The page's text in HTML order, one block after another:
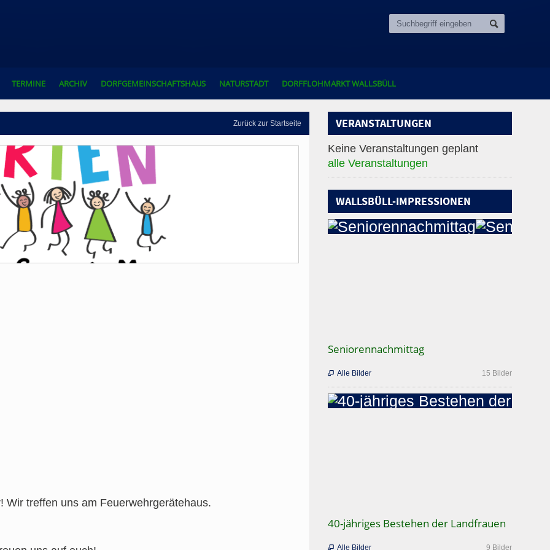
TERMINE ARCHIV DORFGEMEINSCHAFTSHAUS NATURSTADT DORFFLOHMARKT WALLSBÜLL
Zurück zur Startseite
treffen uns am Feuerwehrgerätehaus.
VERANSTALTUNGEN
Keine Veranstaltungen geplant
alle Veranstaltungen
WALLSBÜLL-IMPRESSIONEN
Seniorennachmittag
15 Bilder
 Alle Bilder
40-jähriges Bestehen der Landfrauen
9 Bilder
 Alle Bilder